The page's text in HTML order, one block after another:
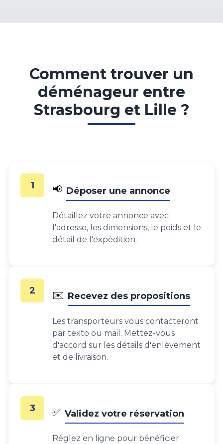
Comment trouver un
déménageur entre
Strasbourg et Lille ?
1 📢 Déposer une annonce
Détaillez votre annonce avec
l'adresse, les dimensions, le poids et le
détail de l'expédition.
2 ✉️ Recevez des propositions
Les transporteurs vous contacteront
par texto ou mail. Mettez-vous
d'accord sur les détails d'enlèvement
et de livraison.
3 ✅ Validez votre réservation
Réglez en ligne pour bénéficier